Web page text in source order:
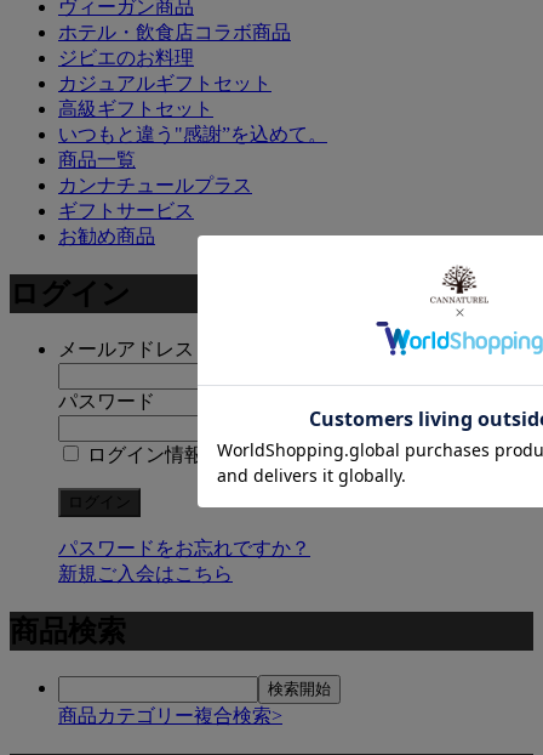
ヴィーガン商品
ホテル・飲食店コラボ商品
ジビエのお料理
カジュアルギフトセット
高級ギフトセット
いつもと違う"感謝”を込めて。
商品一覧
カンナチュールプラス
ギフトサービス
お勧め商品
ログイン
メールアドレス
パスワード
ログイン情報を記憶
パスワードをお忘れですか？
新規ご入会はこちら
商品検索
商品カテゴリー複合検索>